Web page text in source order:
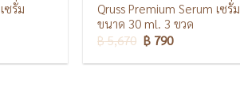
ซรั่ม
Qruss Premium Serum เซรั่ม
ขนาด 30 ml. 3 ขวด
฿5,670 ฿790